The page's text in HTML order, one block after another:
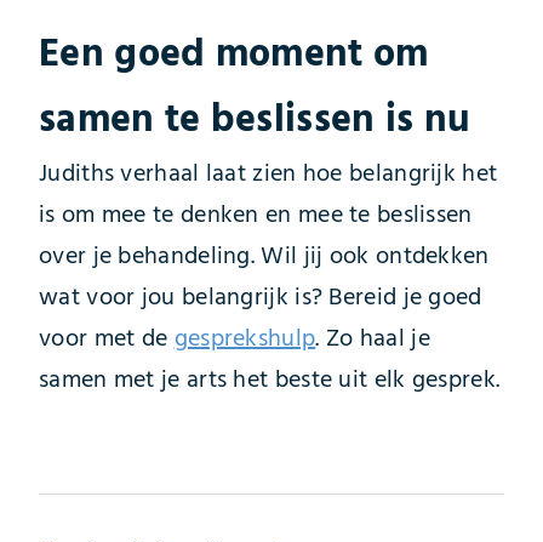
Een goed moment om
samen te beslissen is nu
Judiths verhaal laat zien hoe belangrijk het
is om mee te denken en mee te beslissen
over je behandeling. Wil jij ook ontdekken
wat voor jou belangrijk is? Bereid je goed
voor met degesprekshulp. Zo haal je
samen met je arts het beste uit elk gesprek.